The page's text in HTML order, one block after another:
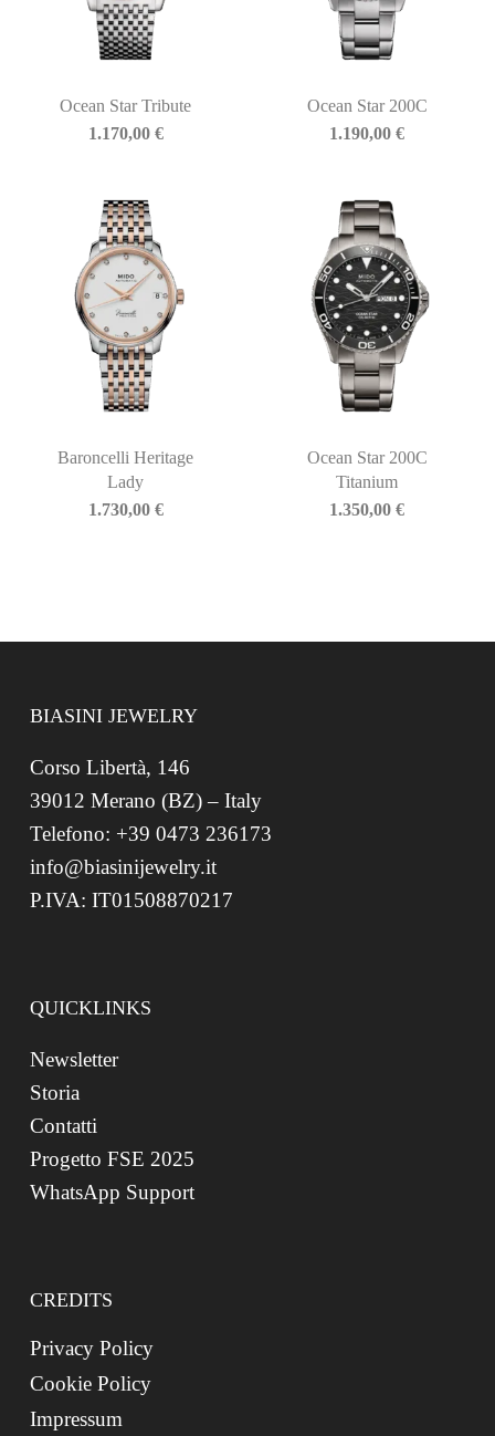
Ocean Star Tribute
1.170,00 €
Ocean Star 200C
1.190,00€
Baroncelli Heritage
Lady
1.730,00 €
Ocean Star 200C
Titanium
1.350,00€
BIASINI JEWELRY
Corso Libertà, 146
39012 Merano (BZ) – Italy
Telefono: +39 0473 236173
info@biasinijewelry.it
P.IVA: IT01508870217
QUICKLINKS
Newsletter
Storia
Contatti
Progetto FSE 2025
WhatsApp Support
CREDITS
Privacy Policy
Cookie Policy
Impressum